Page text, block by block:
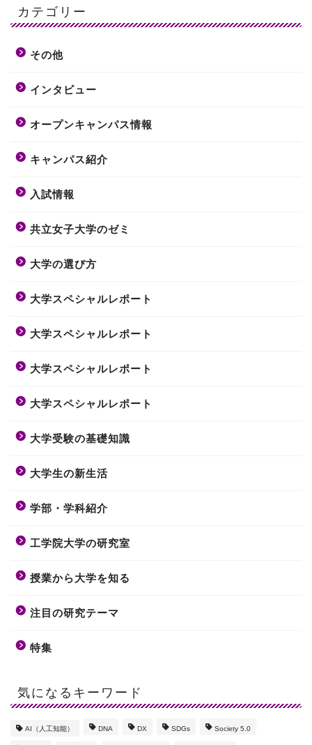
カテゴリー
その他
インタビュー
オープンキャンパス情報
キャンパス紹介
入試情報
共立女子大学のゼミ
大学の選び方
大学スペシャルレポート
大学スペシャルレポート
大学スペシャルレポート
大学スペシャルレポート
大学受験の基礎知識
大学生の新生活
学部・学科紹介
工学院大学の研究室
授業から大学を知る
注目の研究テーマ
特集
気になるキーワード
AI（人工知能） DNA DX SDGs Society 5.0